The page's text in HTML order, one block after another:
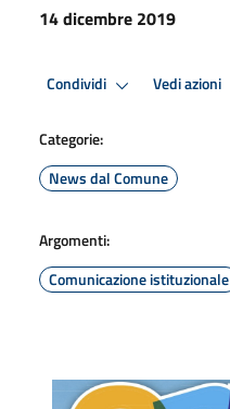
14 dicembre 2019
Condividi Vedi azioni
Categorie:
News dal Comune
Argomenti:
Comunicazione istituzionale